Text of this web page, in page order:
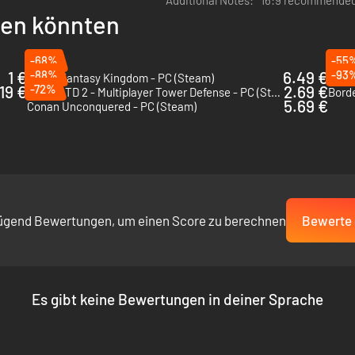
könnten
1 €
-68%
Super Fantasy Kingdom - PC (Steam)
6.49 €
-
€
-88%
Legion TD 2 - Multiplayer Tower Defense - PC (Steam) 2.69 €
-
-72%
Conan Unconquered - PC (Steam)
5.69 €
Bewertungen, um einen Score zu berechnen Bewerte
Es gibt keine Bewertungen in deiner Sprache